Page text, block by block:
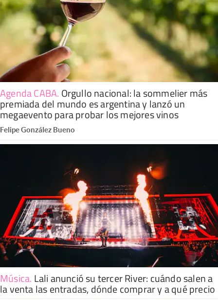
Agenda CABA. Orgullo nacional: la sommelier más
premiada del mundo es argentina y lanzó un
megaevento para probar los mejores vinos
Felipe González Bueno
Música. Lali anunció su tercer River: cuándo salen a
la venta las entradas, dónde comprar y a qué precio